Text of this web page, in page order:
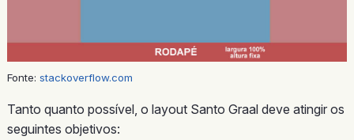
Fonte: stackoverflow.com
Tanto quanto possível, o layout Santo Graal deve atingir os
seguintes objetivos: